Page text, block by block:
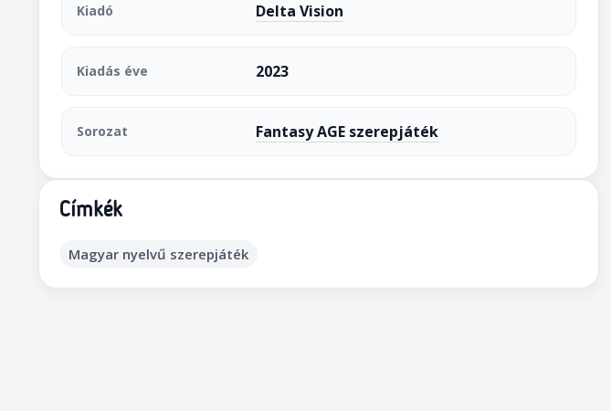
Kiadó Delta Vision
Kiadás éve 2023
Sorozat Fantasy AGE szerepjáték
Címkék
Magyar nyelvű szerepjáték